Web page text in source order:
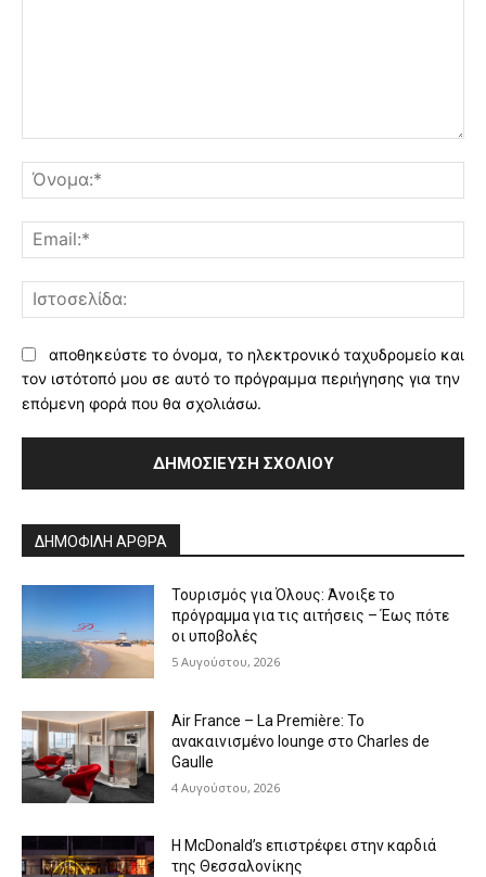
αποθηκεύστε το όνομα, το ηλεκτρονικό ταχυδρομείο και
τον ιστότοπό μου σε αυτό το πρόγραμμα περιήγησης για την
επόμενη φορά που θα σχολιάσω.
ΔΗΜΟΦΙΛΗ ΑΡΘΡΑ
Τουρισμός για Όλους: Άνοιξε το
πρόγραμμα για τις αιτήσεις – Έως πότε
οι υποβολές
5 Αυγούστου, 2026
Air France – La Première: Το
ανακαινισμένο lounge στο Charles de
Gaulle
4 Αυγούστου, 2026
Η McDonald’s επιστρέφει στην καρδιά
της Θεσσαλονίκης